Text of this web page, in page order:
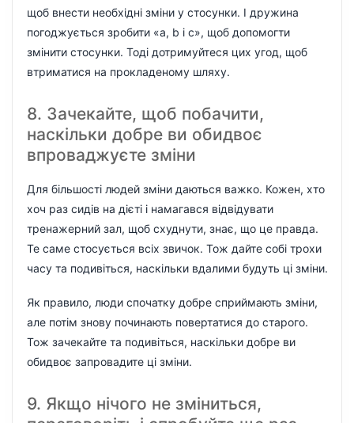
щоб внести необхідні зміни у стосунки. І дружина
погоджується зробити «а, b і c», щоб допомогти
змінити стосунки. Тоді дотримуйтеся цих угод, щоб
втриматися на прокладеному шляху.
8. Зачекайте, щоб побачити,
наскільки добре ви обидвоє
впроваджуєте зміни
Для більшості людей зміни даються важко. Кожен, хто
хоч раз сидів на дієті і намагався відвідувати
тренажерний зал, щоб схуднути, знає, що це правда.
Те саме стосується всіх звичок. Тож дайте собі трохи
часу та подивіться, наскільки вдалими будуть ці зміни.
Як правило, люди спочатку добре сприймають зміни,
але потім знову починають повертатися до старого.
Тож зачекайте та подивіться, наскільки добре ви
обидвоє запровадите ці зміни.
9. Якщо нічого не зміниться,